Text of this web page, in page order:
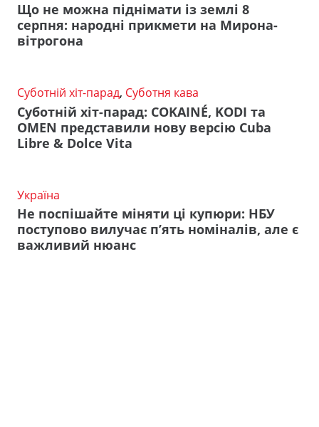
Що не можна піднімати із землі 8
серпня: народні прикмети на Мирона-
вітрогона
Суботній хіт-парад, Суботня кава
Суботній хіт-парад: COKAINÉ, KODI та
OMEN представили нову версію Cuba
Libre & Dolce Vita
Україна
Не поспішайте міняти ці купюри: НБУ
поступово вилучає п’ять номіналів, але є
важливий нюанс